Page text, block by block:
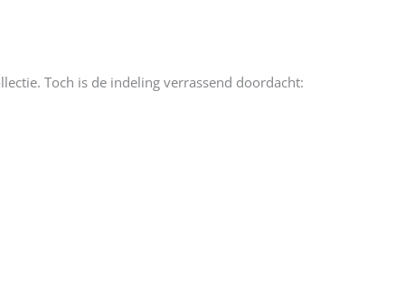
Toch is de indeling verrassend doordacht: